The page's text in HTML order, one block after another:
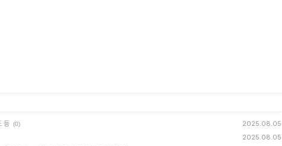
등 (0)
2025.08.05
2025.08.05